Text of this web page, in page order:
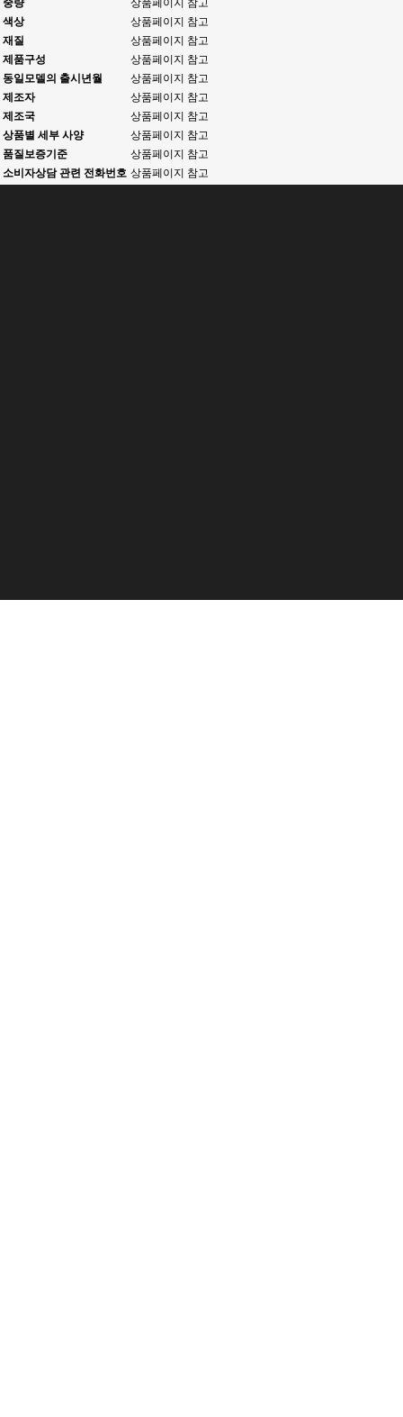
중량
상품페이지 참고
색상
상품페이지 참고
재질
상품페이지 참고
제품구성
상품페이지 참고
동일모델의 출시년월
상품페이지 참고
제조자
상품페이지 참고
제조국
상품페이지 참고
상품별 세부 사양
상품페이지 참고
품질보증기준
상품페이지 참고
소비자상담 관련 전화번호 상품페이지 참고